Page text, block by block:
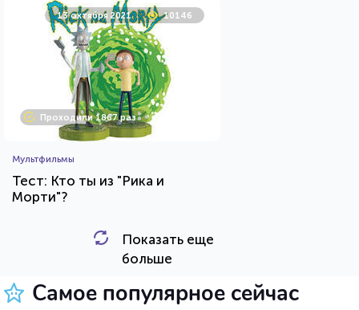
13 октября 2021 10146
Проходили 1867 раз
Мультфильмы
Тест: Кто ты из "Рика и
Морти"?
HTML - код
Показать еще
больше
Самое популярное сейчас